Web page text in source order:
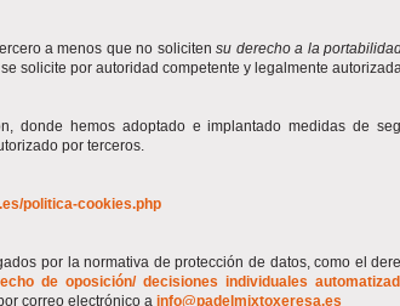
a menos que no solicitensu derecho a la
solicite por autoridad competente y legalmente
donde hemos adoptado e implantado medidas de
por terceros.
politica-cookies.php
por la normativa de protección de datos, como el
de oposición/ decisiones individuales
correo electrónico a info@padelmixtoxeresa.es